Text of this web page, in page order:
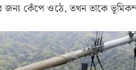
জন্য কেঁপে ওঠে, তখন তাকে